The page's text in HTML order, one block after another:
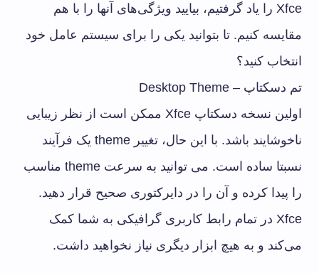
Xfce را یاد گرفتیم، بیایید ویژگی‌های آنها را با هم
مقایسه کنیم. تا بتوانید یکی را برای سیستم عامل خود
انتخاب کنید؟
تم دسکتاپ – Desktop Theme
اولین نسخه دسکتاپ Xfce ممکن است از نظر زیبایی
ناخوشایند باشد. با این حال، تغییر theme یک فرآیند
نسبتا ساده است. می توانید به سرعت theme مناسب
را پیدا کرده و آن را در دایرکتوری صحیح قرار دهید.
Xfce در تمام رابط کاربری گرافیکی به شما کمک
می‌کند و به هیچ ابزار دیگری نیاز نخواهید داشت.